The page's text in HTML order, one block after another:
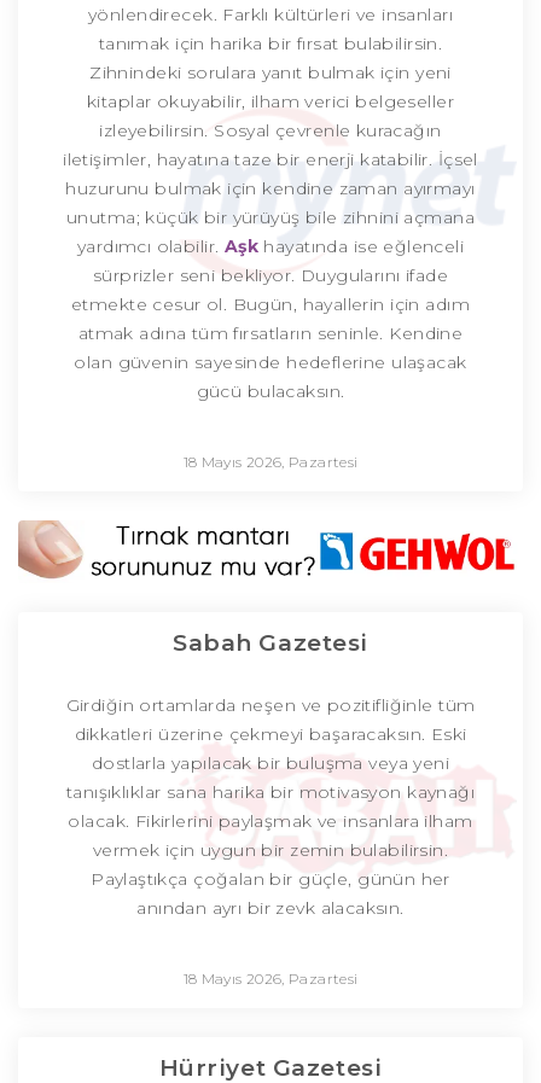
yönlendirecek. Farklı kültürleri ve insanları
tanımak için harika bir fırsat bulabilirsin.
Zihnindeki sorulara yanıt bulmak için yeni
kitaplar okuyabilir, ilham verici belgeseller
izleyebilirsin. Sosyal çevrenle kuracağın
iletişimler, hayatına taze bir enerji katabilir. İçsel
huzurunu bulmak için kendine zaman ayırmayı
unutma; küçük bir yürüyüş bile zihnini açmana
yardımcı olabilir. Aşk hayatında ise eğlenceli
sürprizler seni bekliyor. Duygularını ifade
etmekte cesur ol. Bugün, hayallerin için adım
atmak adına tüm fırsatların seninle. Kendine
olan güvenin sayesinde hedeflerine ulaşacak
gücü bulacaksın.
18 Mayıs 2026, Pazartesi
Sabah Gazetesi
Girdiğin ortamlarda neşen ve pozitifliğinle tüm
dikkatleri üzerine çekmeyi başaracaksın. Eski
dostlarla yapılacak bir buluşma veya yeni
tanışıklıklar sana harika bir motivasyon kaynağı
olacak. Fikirlerini paylaşmak ve insanlara ilham
vermek için uygun bir zemin bulabilirsin.
Paylaştıkça çoğalan bir güçle, günün her
anından ayrı bir zevk alacaksın.
18 Mayıs 2026, Pazartesi
Hürriyet Gazetesi